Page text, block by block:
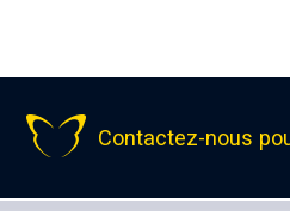
Contactez-nous